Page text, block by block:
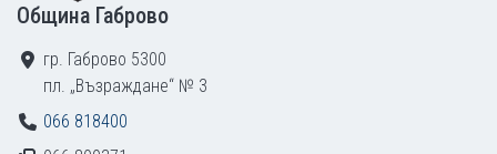
Община Габрово
гр. Габрово 5300
пл. „Възраждане“ № 3
066 818400